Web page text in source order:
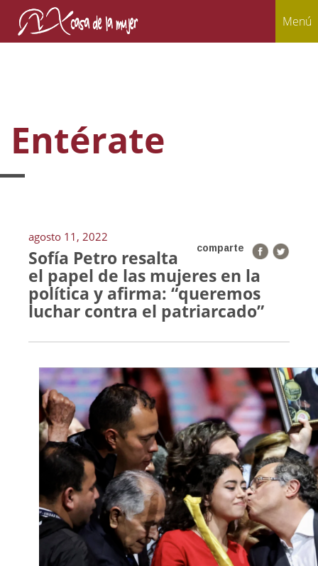
Menú
Entérate
agosto 11, 2022
comparte
Sofía Petro resalta
el papel de las mujeres en la
política y afirma: “queremos
luchar contra el patriarcado”